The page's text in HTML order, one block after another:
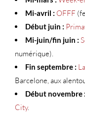
Mi-avril : OFFF
Début juin :
Mi-juin/fin juin :
numérique).
Fin septembre :
Barcelone, aux
Début novembre :
City.